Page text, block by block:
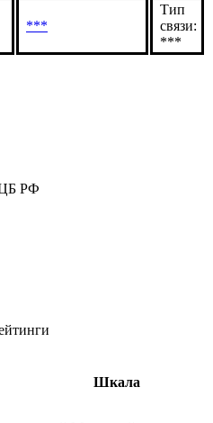
***
Тип
связи:
***
ЦБ РФ
Шкала